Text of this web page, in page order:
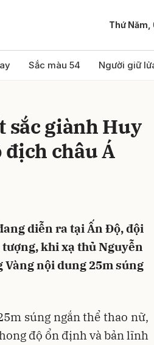
Thứ Năm,
Sắc màu 54 Người giữ
sắc giành Huy
địch châu Á
diễn ra tại Ấn Độ, đội
khi xạ thủ Nguyễn
nội dung 25m súng
súng ngắn thể thao nữ,
độ ổn định và bản lĩnh